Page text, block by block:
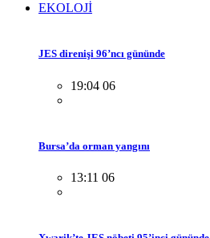
EKOLOJİ
JES direnişi 96’ncı gününde
19:04 06
Bursa’da orman yangını
13:11 06